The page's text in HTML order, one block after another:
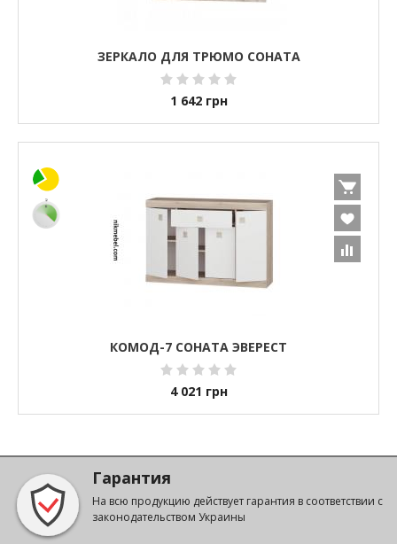
ЗЕРКАЛО ДЛЯ ТРЮМО СОНАТА
1 642 грн
КОМОД-7 СОНАТА ЭВЕРЕСТ
4 021 грн
Гарантия
На всю продукцию действует гарантия в соответствии с
законодательством Украины